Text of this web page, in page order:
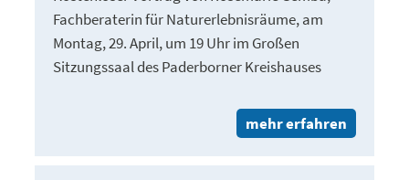
Fachberaterin für Naturerlebnisräume, am
Montag, 29. April, um 19 Uhr im Großen
Sitzungssaal des Paderborner Kreishauses
mehr erfahren